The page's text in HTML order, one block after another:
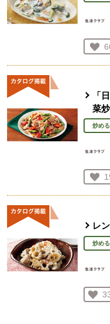
「
菜
炒める
レ
炒める